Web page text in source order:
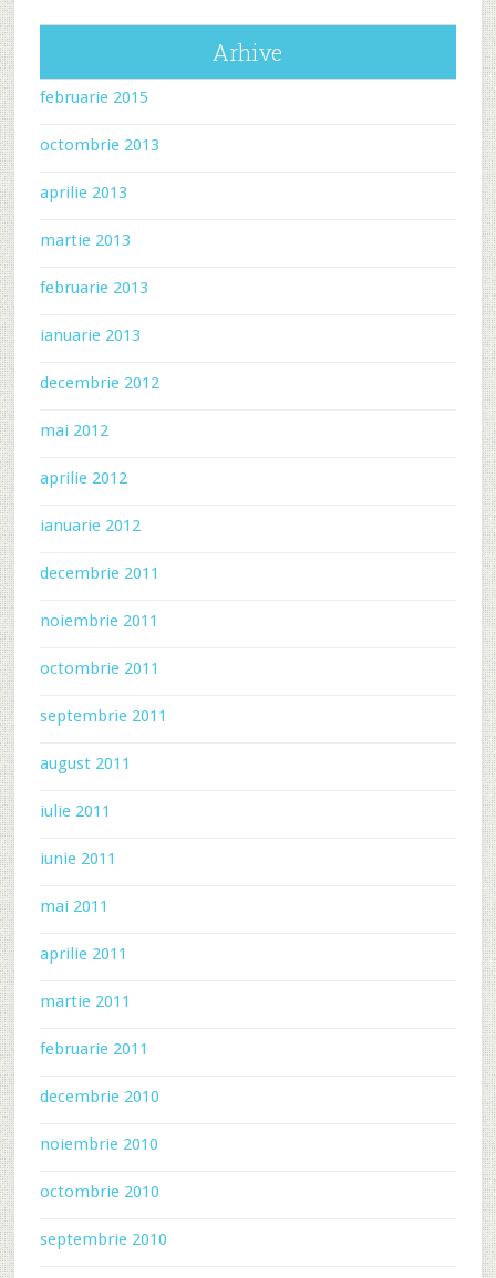
Arhive
februarie 2015
octombrie 2013
aprilie 2013
martie 2013
februarie 2013
ianuarie 2013
decembrie 2012
mai 2012
aprilie 2012
ianuarie 2012
decembrie 2011
noiembrie 2011
octombrie 2011
septembrie 2011
august 2011
iulie 2011
iunie 2011
mai 2011
aprilie 2011
martie 2011
februarie 2011
decembrie 2010
noiembrie 2010
octombrie 2010
septembrie 2010